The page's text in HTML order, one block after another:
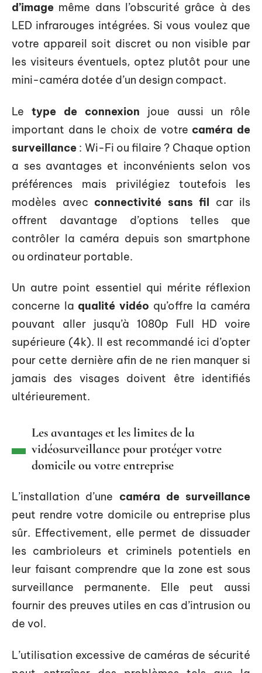
d’image même dans l’obscurité grâce à des
LED infrarouges intégrées. Si vous voulez que
votre appareil soit discret ou non visible par
les visiteurs éventuels, optez plutôt pour une
mini-caméra dotée d’un design compact.
Le type de connexion joue aussi un rôle
important dans le choix de votre caméra de
surveillance : Wi-Fi ou filaire ? Chaque option
a ses avantages et inconvénients selon vos
préférences mais privilégiez toutefois les
modèles avec connectivité sans fil car ils
offrent davantage d’options telles que
contrôler la caméra depuis son smartphone
ou ordinateur portable.
Un autre point essentiel qui mérite réflexion
concerne la qualité vidéo qu’offre la caméra
pouvant aller jusqu’à 1080p Full HD voire
supérieure (4k). Il est recommandé ici d’opter
pour cette dernière afin de ne rien manquer si
jamais des visages doivent être identifiés
ultérieurement.
Les avantages et les limites de la
vidéosurveillance pour protéger votre
domicile ou votre entreprise
L’installation d’une caméra de surveillance
peut rendre votre domicile ou entreprise plus
sûr. Effectivement, elle permet de dissuader
les cambrioleurs et criminels potentiels en
leur faisant comprendre que la zone est sous
surveillance permanente. Elle peut aussi
fournir des preuves utiles en cas d’intrusion ou
de vol.
L’utilisation excessive de caméras de sécurité